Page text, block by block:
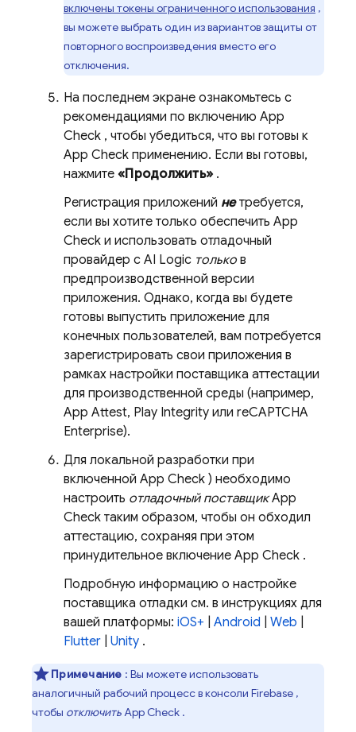
включены токены ограниченного использования ,
вы можете выбрать один из вариантов защиты от
повторного воспроизведения вместо его
отключения.
На последнем экране ознакомьтесь с
рекомендациями по включению App
Check , чтобы убедиться, что вы готовы к
App Check применению. Если вы готовы,
нажмите «Продолжить» .
Регистрация приложений нетребуется,
если вы хотите только обеспечить App
Check и использовать отладочный
провайдер с AI Logic только в
предпроизводственной версии
приложения. Однако, когда вы будете
готовы выпустить приложение для
конечных пользователей, вам потребуется
зарегистрировать свои приложения в
рамках настройки поставщика аттестации
для производственной среды (например,
App Attest, Play Integrity или reCAPTCHA
Enterprise).
Для локальной разработки при
включенной App Check ) необходимо
настроить отладочный поставщик App
Check таким образом, чтобы он обходил
аттестацию, сохраняя при этом
принудительное включение App Check .
Подробную информацию о настройке
поставщика отладки см. в инструкциях для
вашей платформы: iOS+ Android Web
Flutter Unity .
Примечание : Вы можете использовать
аналогичный рабочий процесс в консоли Firebase ,
чтобы отключитьApp Check .